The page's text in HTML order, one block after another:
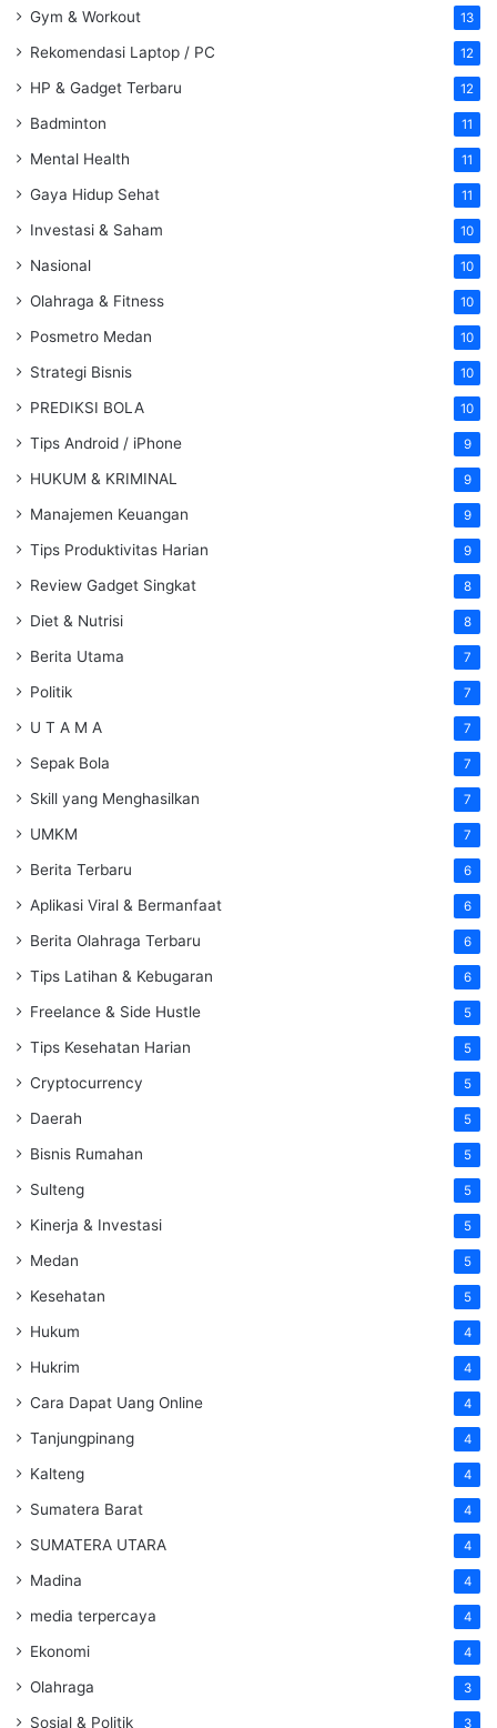
Gym & Workout 13
Rekomendasi Laptop / PC 12
HP & Gadget Terbaru 12
Badminton 11
Mental Health 11
Gaya Hidup Sehat 11
Investasi & Saham 10
Nasional 10
Olahraga & Fitness 10
Posmetro Medan 10
Strategi Bisnis 10
PREDIKSI BOLA 10
Tips Android / iPhone 9
HUKUM & KRIMINAL 9
Manajemen Keuangan 9
Tips Produktivitas Harian 9
Review Gadget Singkat 8
Diet & Nutrisi 8
Berita Utama 7
Politik 7
U T A M A 7
Sepak Bola 7
Skill yang Menghasilkan 7
UMKM 7
Berita Terbaru 6
Aplikasi Viral & Bermanfaat 6
Berita Olahraga Terbaru 6
Tips Latihan & Kebugaran 6
Freelance & Side Hustle 5
Tips Kesehatan Harian 5
Cryptocurrency 5
Daerah 5
Bisnis Rumahan 5
Sulteng 5
Kinerja & Investasi 5
Medan 5
Kesehatan 5
Hukum 4
Hukrim 4
Cara Dapat Uang Online 4
Tanjungpinang 4
Kalteng 4
Sumatera Barat 4
SUMATERA UTARA 4
Madina 4
media terpercaya 4
Ekonomi 4
Olahraga 3
Sosial & Politik 3